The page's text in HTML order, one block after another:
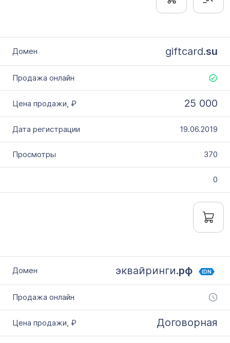
giftcard.su
25 000
19.06.2019
370
0
эквайринги.рф IDN
Договорная